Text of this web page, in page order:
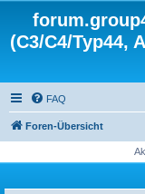
(C3/C4/Typ44,
FAQ
Foren-Übersicht